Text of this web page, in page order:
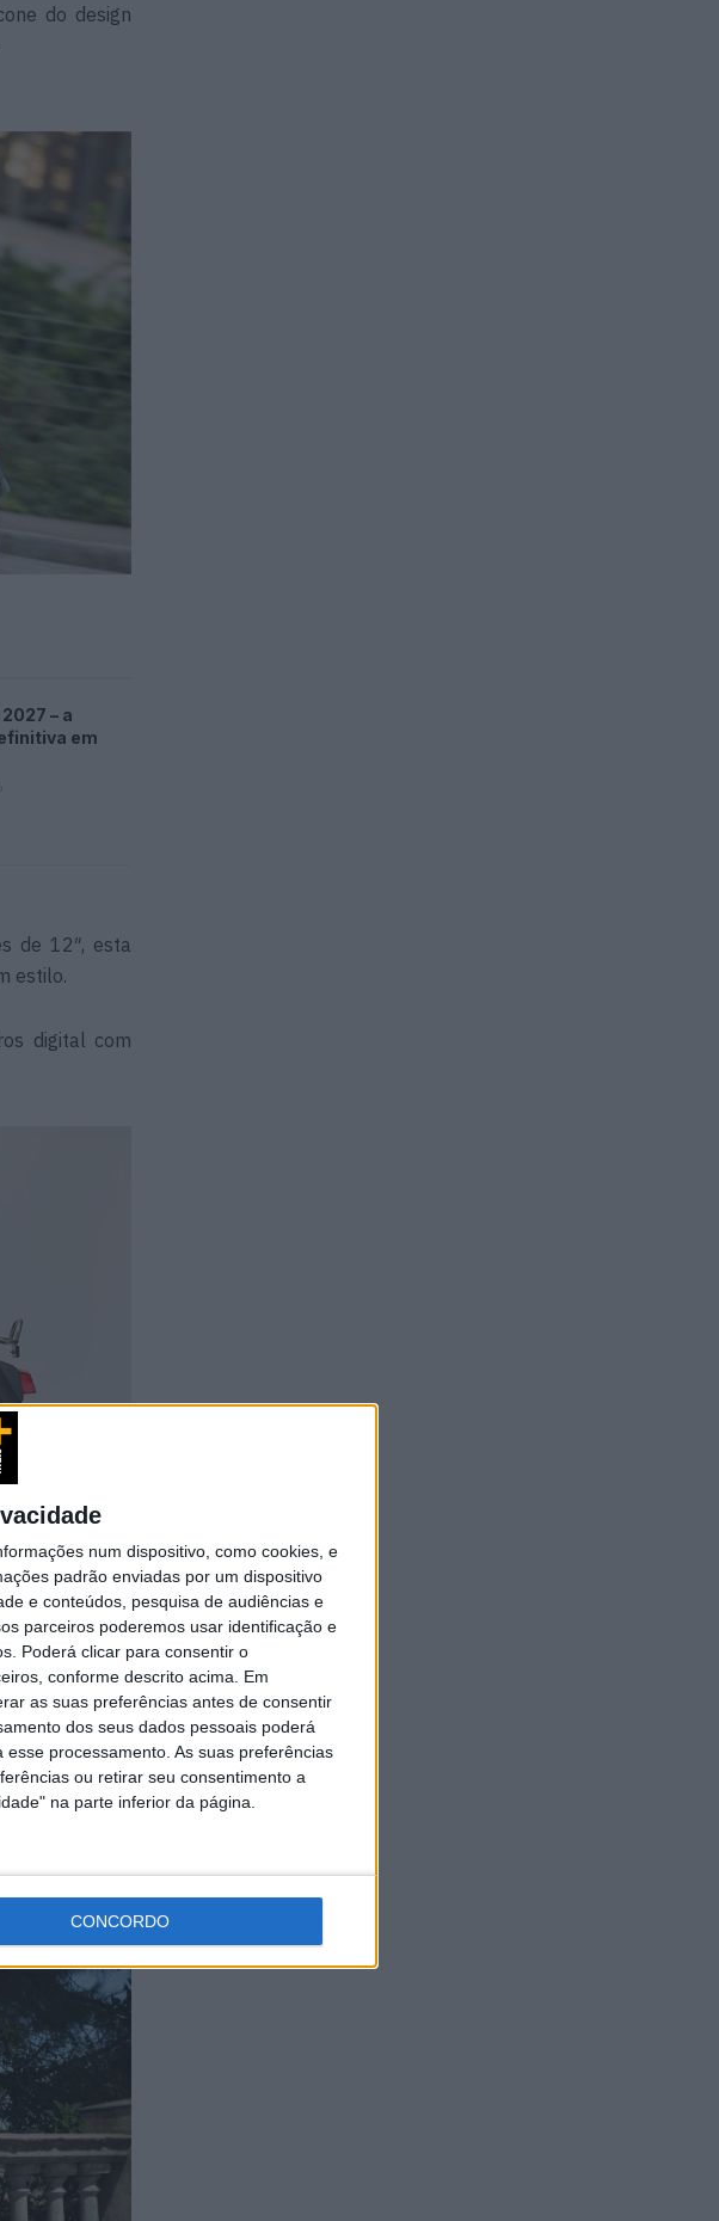
num dispositivo, como cookies, e
padrão enviadas por um dispositivo
e conteúdos, pesquisa de audiências e
parceiros poderemos usar identificação e
Poderá clicar para consentir o
conforme descrito acima. Em
as suas preferências antes de consentir
dos seus dados pessoais poderá
processamento. As suas preferências
ou retirar seu consentimento a
na parte inferior da página.
CONCORDO
do design
– a
em
de 12″, esta
estilo.
digital com
central,
um ar mais